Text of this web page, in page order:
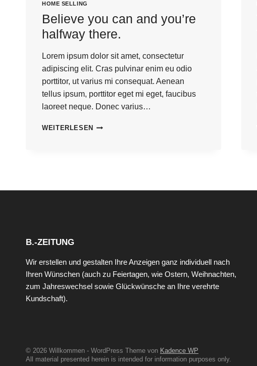
HOME SELLING
Believe you can and you’re
halfway there.
Lorem ipsum dolor sit amet, consectetur
adipiscing elit. Cras pulvinar enim eu odio
porttitor, ut varius mi consequat. Aenean
tellus ipsum, porttitor eget mi eget, faucibus
laoreet neque. Donec varius…
WEITERLESEN BELIEVE
B.-ZEITUNG
Wir erstellen und gestalten Ihre Anzeigen ganz individuell nach
Ihren Wünschen (auch zu Feiertagen, wie Ostern, Weihnachten,
zum Jahreswechsel sowie Glückwünsche an Ihre verehrte
Kundschaft).
© 2026 Willkommen - WordPress Theme von Kadence WP
All material presented herein is intended for information purposes only.